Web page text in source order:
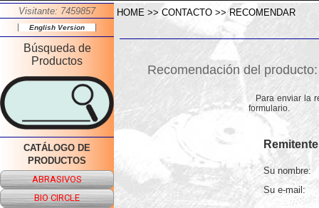
Visitante: 7459857
English Version
Búsqueda de
Productos
CATÁLOGO DE
PRODUCTOS
ABRASIVOS
BIO CIRCLE
Su nombre:
Su e-mail:
Recomendación del
Para enviar la
formulario.
HOME >> CONTACTO >> RECOMENDAR